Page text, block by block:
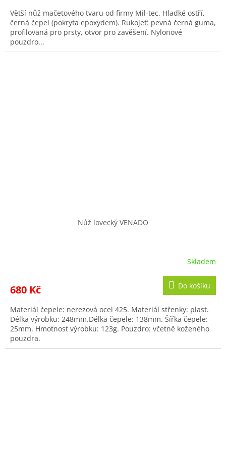
Větší nůž mačetového tvaru od firmy Mil-tec. Hladké ostří,
černá čepel (pokryta epoxydem). Rukojeť: pevná černá guma,
profilovaná pro prsty, otvor pro zavěšení. Nylonové
pouzdro...
Nůž lovecký VENADO
Skladem
680 Kč Do košíku
Materiál čepele: nerezová ocel 425. Materiál střenky: plast.
Délka výrobku: 248mm.Délka čepele: 138mm. Šířka čepele:
25mm. Hmotnost výrobku: 123g. Pouzdro: včetně koženého
pouzdra.